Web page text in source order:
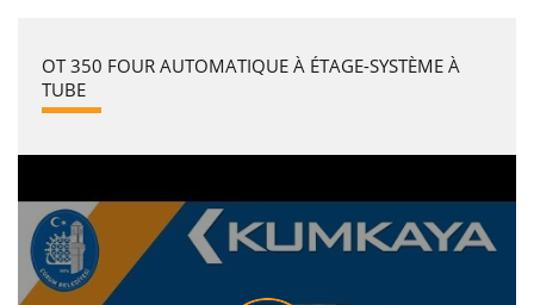
OT 350 FOUR AUTOMATIQUE À ÉTAGE-SYSTÈME À
TUBE